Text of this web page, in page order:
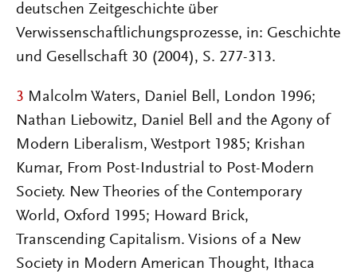
deutschen Zeitgeschichte über
Verwissenschaftlichungsprozesse, in: Geschichte
und Gesellschaft 30 (2004), S. 277-313.
3 Malcolm Waters, Daniel Bell, London 1996;
Nathan Liebowitz, Daniel Bell and the Agony of
Modern Liberalism, Westport 1985; Krishan
Kumar, From Post-Industrial to Post-Modern
Society. New Theories of the Contemporary
World, Oxford 1995; Howard Brick,
Transcending Capitalism. Visions of a New
Society in Modern American Thought, Ithaca